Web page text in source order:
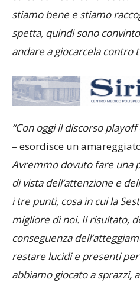
corsa dà il suo contributo.
stiamo bene e stiamo
spetta, quindi sono convinto
“Con oggi il discorso
– esordisce un
Avremmo dovuto fare una
di vista dell’attenzione e
i tre punti, cosa in cui la
migliore di noi. Il risultato,
conseguenza
restare lucidi e presenti